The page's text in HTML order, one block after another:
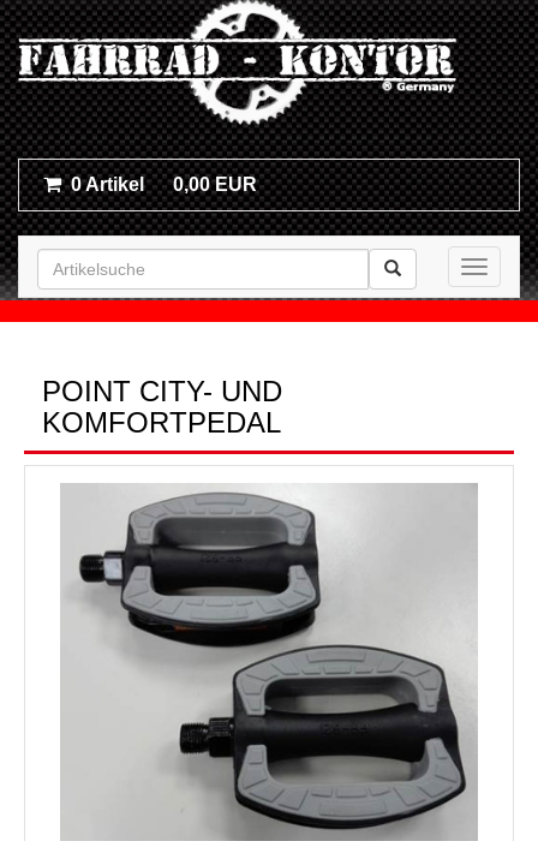
0 Artikel 0,00 EUR
Toggle
POINT CITY- UND
KOMFORTPEDAL